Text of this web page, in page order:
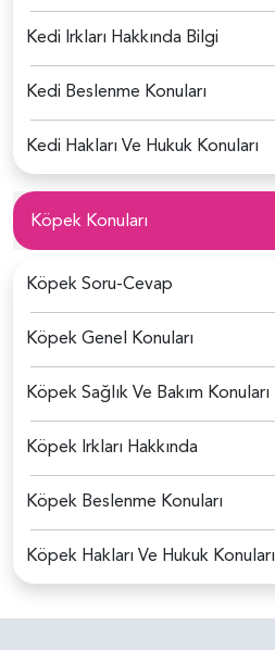
Kedi Irkları Hakkında Bilgi
Kedi Beslenme Konuları
Kedi Hakları Ve Hukuk Konuları
Köpek Konuları
Köpek Soru-Cevap
Köpek Genel Konuları
Köpek Sağlık Ve Bakım Konuları
Köpek Irkları Hakkında
Köpek Beslenme Konuları
Köpek Hakları Ve Hukuk Konuları